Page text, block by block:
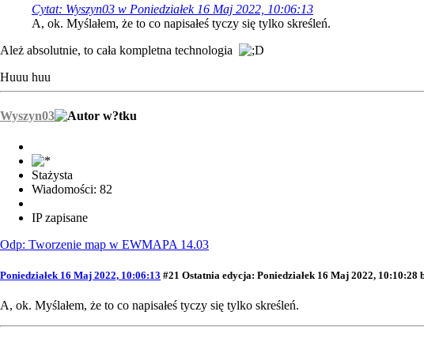
Cytat: Wyszyn03 w Poniedziałek 16 Maj 2022, 10:06:13
A, ok. Myślałem, że to co napisałeś tyczy się tylko skreśleń.
Ależ absolutnie, to cała kompletna technologia
Huuu huu
Wyszyn03
Stażysta
Wiadomości: 82
IP zapisane
Odp: Tworzenie map w EWMAPA 14.03
Poniedziałek 16 Maj 2022, 10:06:13 #21 Ostatnia edycja: Poniedziałek 16 Maj 2022, 10:10:28
A, ok. Myślałem, że to co napisałeś tyczy się tylko skreśleń.